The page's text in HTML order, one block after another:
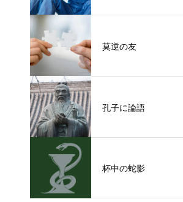
莫逆の友
孔子に論語
杯中の蛇影